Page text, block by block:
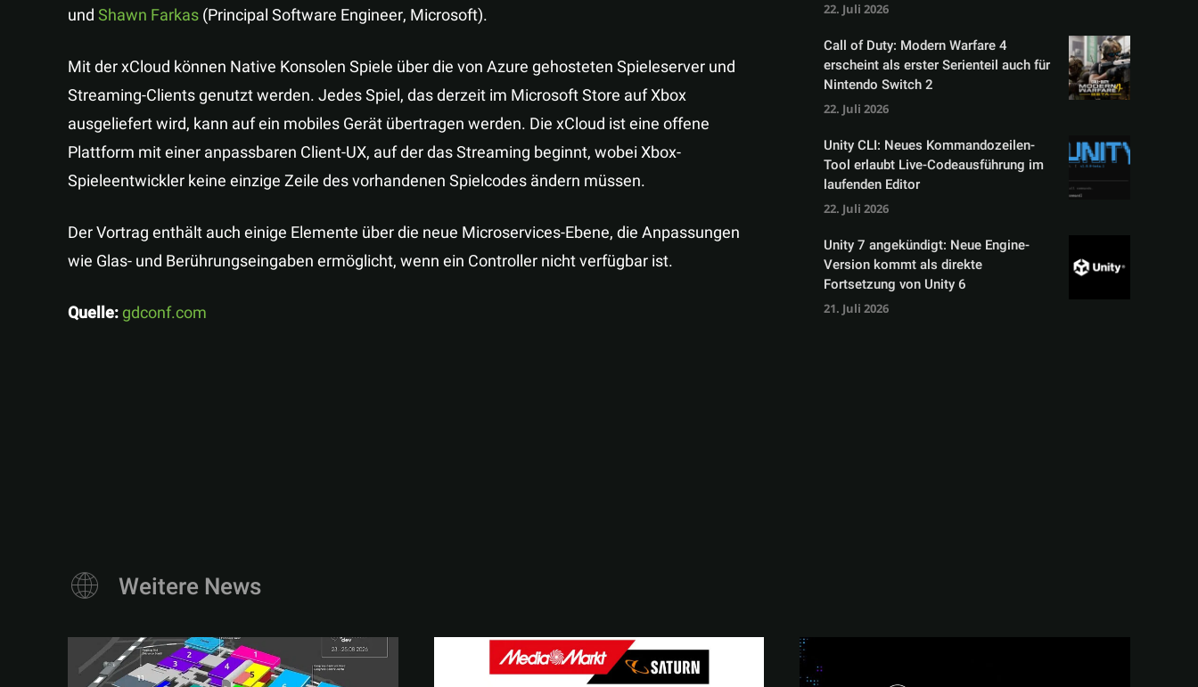
undShawn Farkas(Principal Software Engineer, Microsoft).
Mit der xCloud können Native Konsolen Spiele über die von Azure gehosteten Spieleserver und
Streaming-Clients genutzt werden. Jedes Spiel, das derzeit im Microsoft Store auf Xbox
ausgeliefert wird, kann auf ein mobiles Gerät übertragen werden. Die xCloud ist eine offene
Plattform mit einer anpassbaren Client-UX, auf der das Streaming beginnt, wobei Xbox-
Spieleentwickler keine einzige Zeile des vorhandenen Spielcodes ändern müssen.
Der Vortrag enthält auch einige Elemente über die neue Microservices-Ebene, die Anpassungen
wie Glas- und Berührungseingaben ermöglicht, wenn ein Controller nicht verfügbar ist.
Quelle:gdconf.com
22. Juli 2026
Call of Duty: Modern Warfare 4
erscheint als erster Serienteil auch für
Nintendo Switch 2
22. Juli 2026
Unity CLI: Neues Kommandozeilen-
Tool erlaubt Live-Codeausführung im
laufenden Editor
22. Juli 2026
Unity 7 angekündigt: Neue Engine-
Version kommt als direkte
Fortsetzung von Unity 6
21. Juli 2026
Weitere News